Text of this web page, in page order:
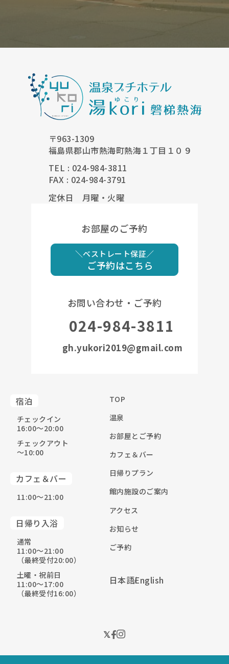
〒963-1309
福島県郡山市熱海町熱海１丁目１０９
TEL : 024-984-3811
FAX : 024-984-3791
定休日 月曜・火曜
お部屋のご予約
＼ベストレート保証／
ご予約はこちら
お問い合わせ・ご予約
024-984-3811
gh.yukori2019@gmail.com
宿泊
チェックイン
16:00〜20:00
チェックアウト
〜10:00
カフェ＆バー
11:00〜21:00
日帰り入浴
通常
11:00〜21:00
（最終受付20:00）
土曜・祝前日
11:00〜17:00
（最終受付16:00）
TOP
温泉
お部屋とご予約
カフェ＆バー
日帰りプラン
館内施設のご案内
アクセス
お知らせ
ご予約
日本語English